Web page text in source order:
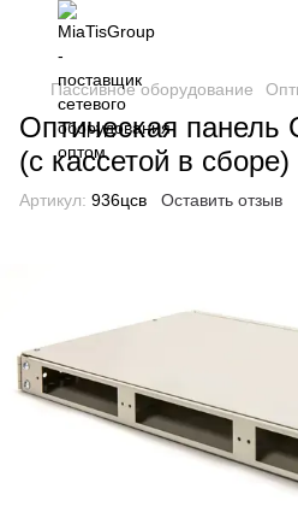
Пассивное оборудование
Оптическая панель
(с кассетой в сборе)
Артикул: 936цсв Оставить отзыв